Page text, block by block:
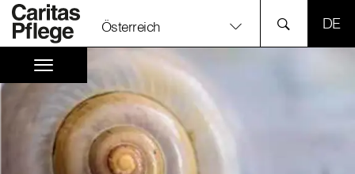
Österreich